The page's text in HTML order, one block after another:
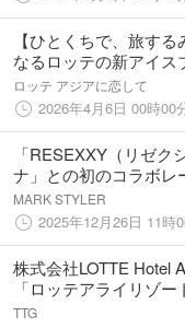
【ひとくちで、旅す
なるロッテの新アイス
して」CUTIE STREET
日(月)より放映開始
ロッテ アジアに恋して
2026年4月6日 00時00
「RESEXXY（リゼ
ナ」との初のコラボレ
表
MARK STYLER
2025年12月26日 11時
株式会社LOTTE Hotel
「ロッテアライリゾ
能な無人決済店舗がオ
TTG